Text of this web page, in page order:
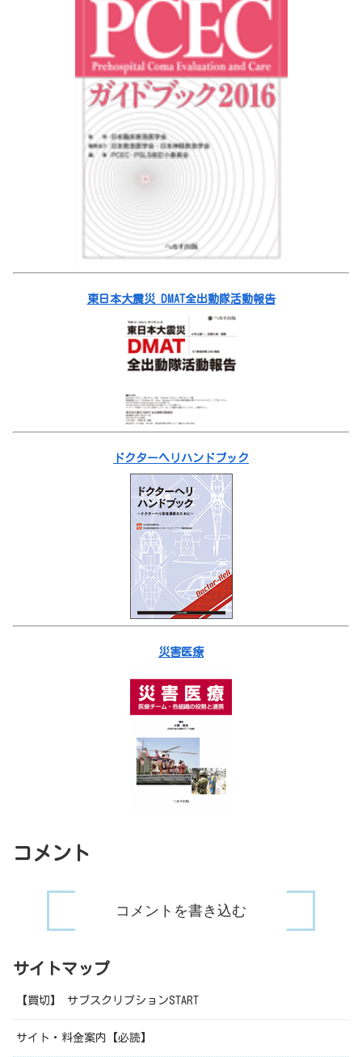
東日本大震災 DMAT全出動隊活動報告
ドクターヘリハンドブック
災害医療
コメント
コメントを書き込む
サイトマップ
【買切】 サブスクリプションSTART
サイト・料金案内【必読】